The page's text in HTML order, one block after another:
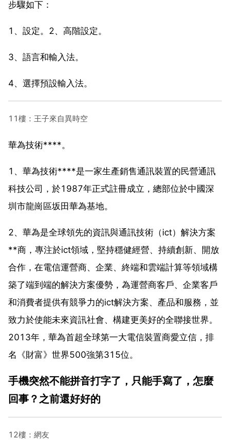
步驟如下：
1、設定。2、高階設定。
3、語言和輸入法。
4、選擇預設輸入法。
11樓：王子來自異時空
華為技術****。
1、華為技術****是一家生產銷售通訊裝置的民營通訊
科技公司，於1987年正式註冊成立，總部位於中國深
圳市龍崗區坂田華為基地。
2、華為是全球領先的資訊與通訊技術（ict）解決方案
**商，專注於ict領域，堅持穩健經營、持續創新、開放
合作，在電信運營商、企業、終端和雲端計算等領域構
築了端到端的解決方案優勢，為運營商客戶、企業客戶
和消費者提供有競爭力的ict解決方案、產品和服務，並
致力於使能未來資訊社會、構建更美好的全聯接世界。
2013年，華為首超全球第一大電信裝置商愛立信，排
名《財富》世界500強第315位。
手機突然不能拼音打字了，只能手寫了，怎麼
回事？之前還好好的
12樓：網友